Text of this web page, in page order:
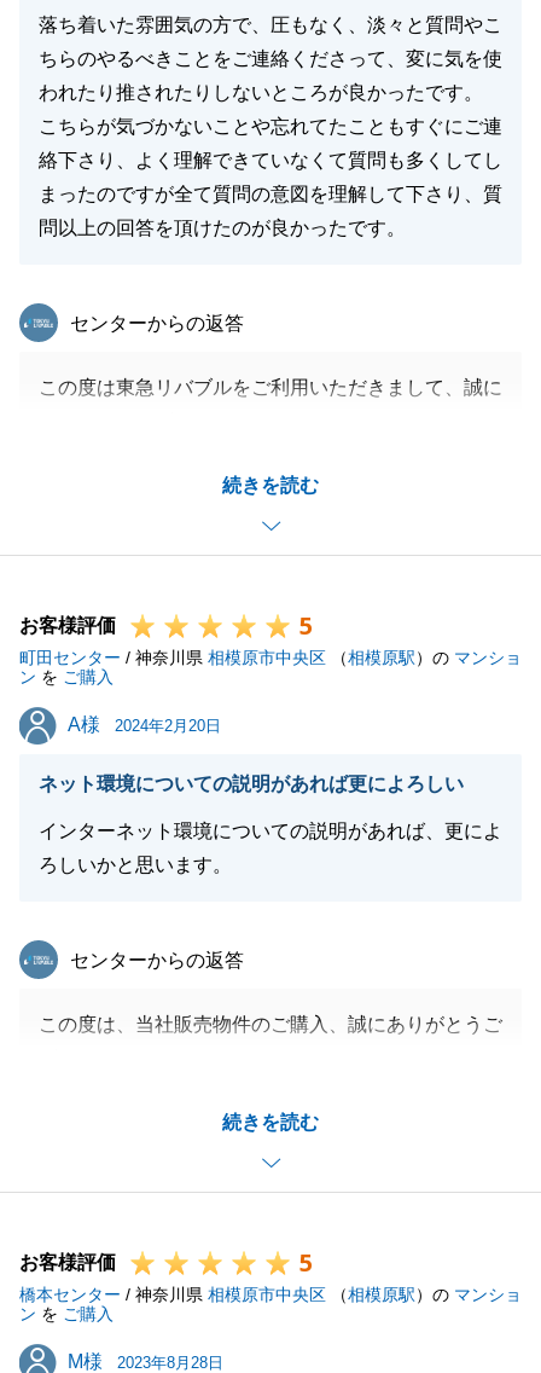
落ち着いた雰囲気の方で、圧もなく、淡々と質問やこ
ちらのやるべきことをご連絡くださって、変に気を使
われたり推されたりしないところが良かったです。
こちらが気づかないことや忘れてたこともすぐにご連
絡下さり、よく理解できていなくて質問も多くしてし
まったのですが全て質問の意図を理解して下さり、質
問以上の回答を頂けたのが良かったです。
続きを読む
東急リバブル
センターからの返答
この度は東急リバブルをご利用いただきまして、誠に
お忙しい中、様々なご対応をいただき本当にありがと
うございます。
けください。
今後ともよろしくお願い申し上げます。
お客様評価 5
町田センター / 神奈川県 相模原市中央区 （相模原駅）の マンショ
ン を ご購入
A様
A様 2024年2月20日
ネット環境についての説明があれば更によろしい
インターネット環境についての説明があれば、更によ
ろしいかと思います。
続きを読む
東急リバブル
センターからの返答
この度は、当社販売物件のご購入、誠にありがとうご
がございましたこと、申し訳ございませんでした。
ご指摘いただいた部分は営業活動に反映させていただ
き、より良いサービス提供に邁進してまいります。
ださいませ。
お客様評価 5
橋本センター / 神奈川県 相模原市中央区 （相模原駅）の マンショ
ン を ご購入
M様
M様 2023年8月28日